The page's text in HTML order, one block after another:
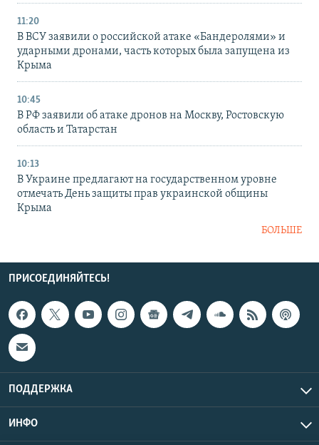
11:20
В ВСУ заявили о российской атаке «Бандеролями» и
ударными дронами, часть которых была запущена из
Крыма
10:45
В РФ заявили об атаке дронов на Москву, Ростовскую
область и Татарстан
10:13
В Украине предлагают на государственном уровне
отмечать День защиты прав украинской общины
Крыма
БОЛЬШЕ
ПРИСОЕДИНЯЙТЕСЬ!
ПОДДЕРЖКА
ИНФО